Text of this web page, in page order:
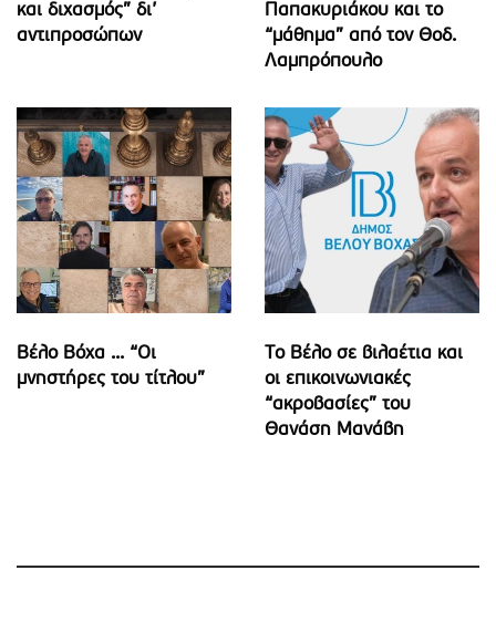
και διχασμός” δι’
αντιπροσώπων
Παπακυριάκου και το
“μάθημα” από τον Θοδ.
Λαμπρόπουλο
Βέλο Βόχα ... “Οι
μνηστήρες του τίτλου”
Το Βέλο σε βιλαέτια και
οι επικοινωνιακές
“ακροβασίες” του
Θανάση Μανάβη